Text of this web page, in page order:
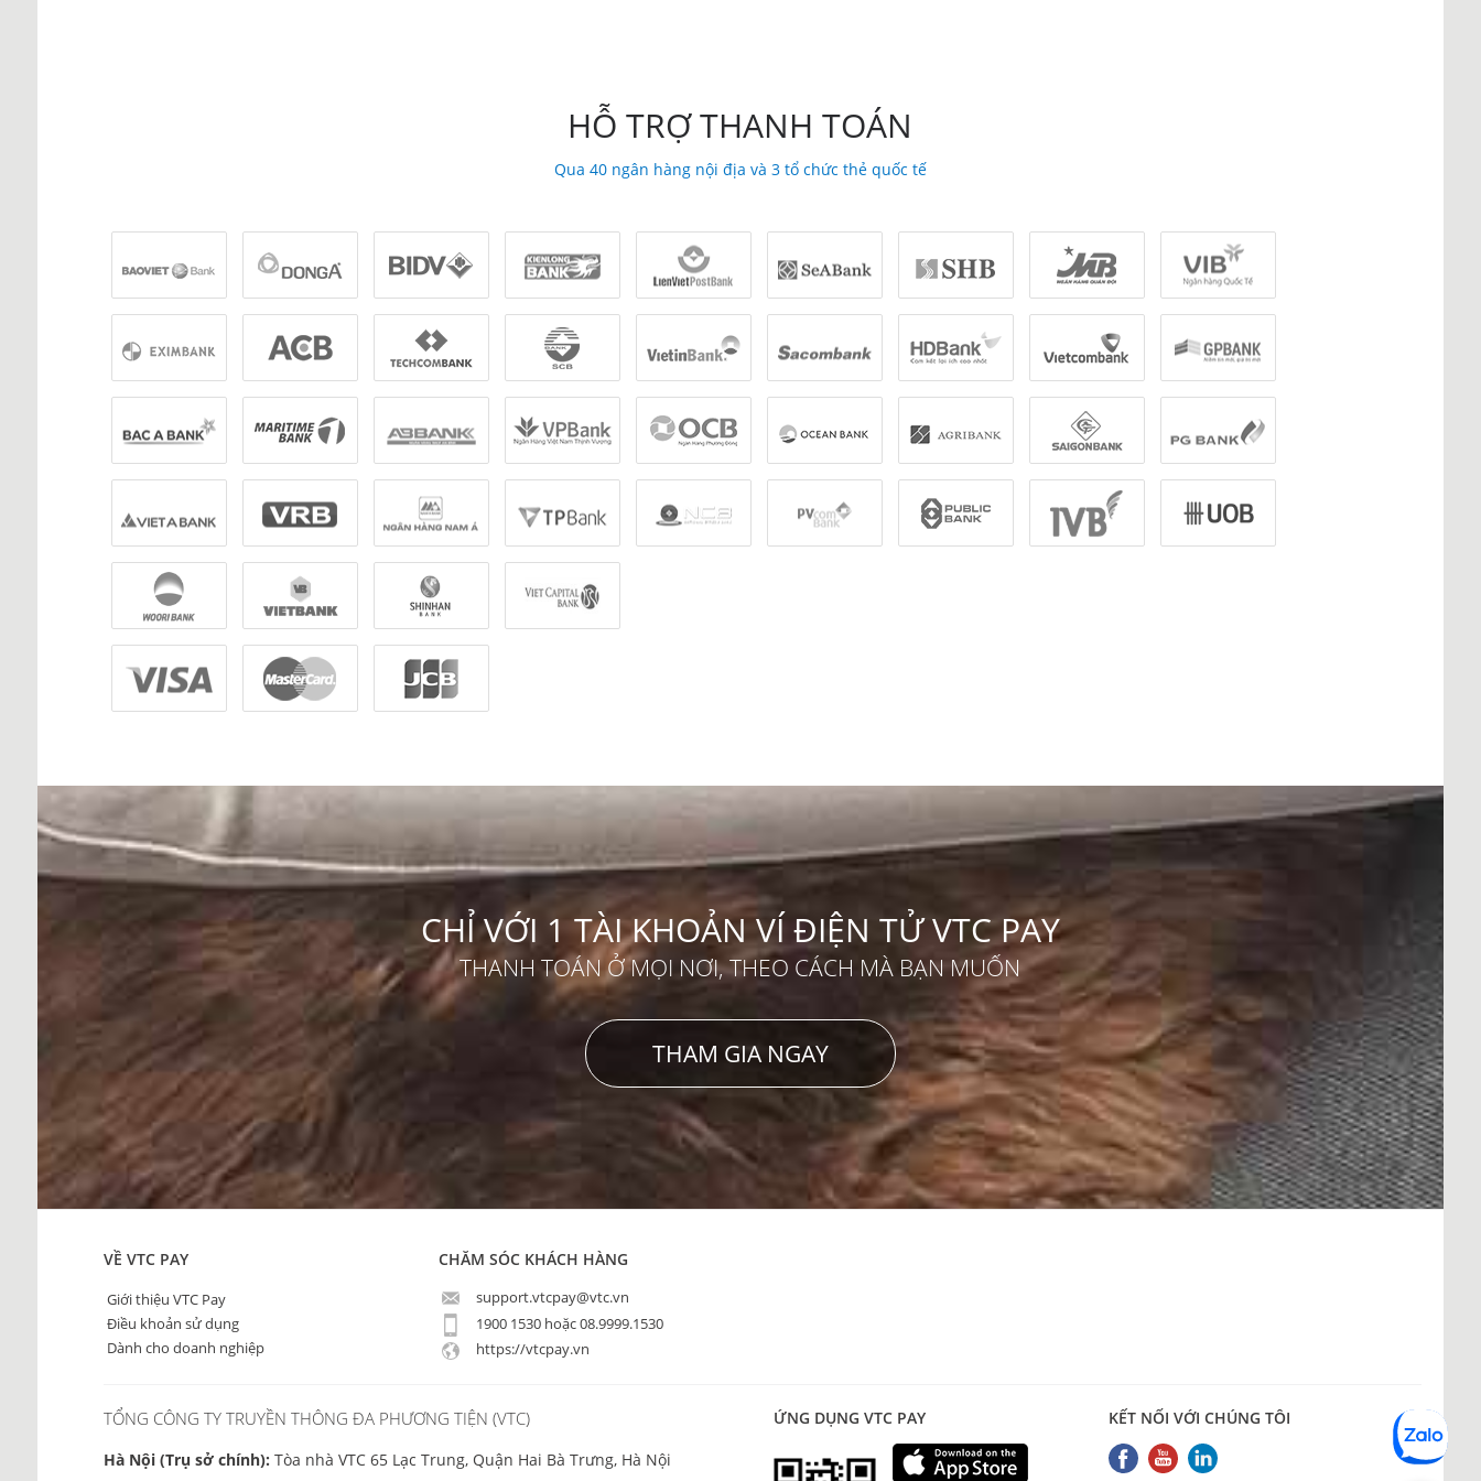
HỖ TRỢ THANH TOÁN
Qua 40 ngân hàng nội địa và 3 tổ chức thẻ quốc tế
CHỈ VỚI 1 TÀI KHOẢN VÍ ĐIỆN TỬ VTC PAY
THANH TOÁN Ở MỌI NƠI, THEO CÁCH MÀ BẠN MUỐN
THAM GIA NGAY
VỀ VTC PAY
Giới thiệu VTC Pay
Điều khoản sử dụng
Dành cho doanh nghiệp
CHĂM SÓC KHÁCH HÀNG
support.vtcpay@vtc.vn
1900 1530 hoặc 08.9999.1530
https://vtcpay.vn
TỔNG CÔNG TY TRUYỀN THÔNG ĐA PHƯƠNG TIỆN (VTC)
Hà Nội (Trụ sở chính): Tòa nhà VTC 65 Lạc Trung, Quận Hai Bà Trưng, Hà Nội
ỨNG DỤNG VTC PAY KẾT NỐI VỚI CHÚNG TÔI